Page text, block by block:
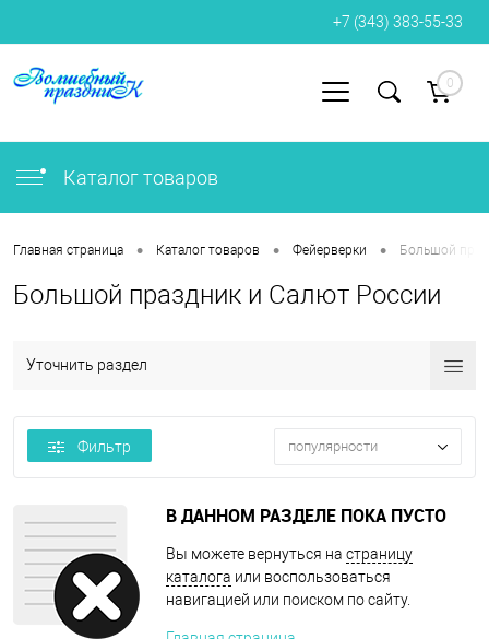
+7 (343) 383-55-33
0
Каталог товаров
Главная страница • Каталог товаров • Фейерверки • Большой
Большой праздник и Салют России
Уточнить раздел
Фильтр популярности
В ДАННОМ РАЗДЕЛЕ ПОКА ПУСТО
Вы можете вернуться на страницу
каталога или воспользоваться
навигацией или поиском по сайту.